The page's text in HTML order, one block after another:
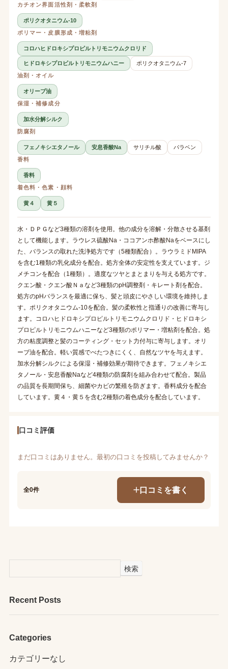
カチオン界面活性剤・柔軟剤
ポリクオタニウム-10
ポリマー・皮膜形成・増粘剤
コロハヒドロキシプロピルトリモニウムクロリド
ヒドロキシプロピルトリモニウムハニー
ポリクオタニウム-7
油剤・オイル
オリーブ油
保湿・補修成分
加水分解シルク
防腐剤
フェノキシエタノール 安息香酸Na サリチル酸
パラベン
香料
香料
着色料・色素・顔料
黄４ 黄５
水・ＤＰＧなど3種類の溶剤を使用。他の成分を溶解・分散させる基剤
として機能します。ラウレス硫酸Na・ココアンホ酢酸Naをベースにし
た、バランスの取れた洗浄処方です（5種類配合）。ラウラミドMIPA
を含む1種類の乳化成分を配合。処方全体の安定性を支えています。ジ
メチコンを配合（1種類）。適度なツヤとまとまりを与える処方です。
クエン酸・クエン酸Ｎａなど3種類のpH調整剤・キレート剤を配合。
処方のpHバランスを最適に保ち、髪と頭皮にやさしい環境を維持しま
す。ポリクオタニウム-10を配合。髪の柔軟性と指通りの改善に寄与し
ます。コロハヒドロキシプロピルトリモニウムクロリド・ヒドロキシ
プロピルトリモニウムハニーなど3種類のポリマー・増粘剤を配合。処
方の粘度調整と髪のコーティング・セット力付与に寄与します。オリ
ーブ油を配合。軽い質感でべたつきにくく、自然なツヤを与えます。
加水分解シルクによる保湿・補修効果が期待できます。フェノキシエ
タノール・安息香酸Naなど4種類の防腐剤を組み合わせて配合。製品
の品質を長期間保ち、細菌やカビの繁殖を防ぎます。香料成分を配合
しています。黄４・黄５を含む2種類の着色成分を配合しています。
口コミ評価
まだ口コミはありません。最初の口コミを投稿してみませんか？
全0件 口コミを書く
検索
Recent Posts
Categories
カテゴリーなし